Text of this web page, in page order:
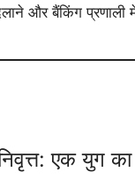
और बैंकिंग प्रणाली में
एक युग